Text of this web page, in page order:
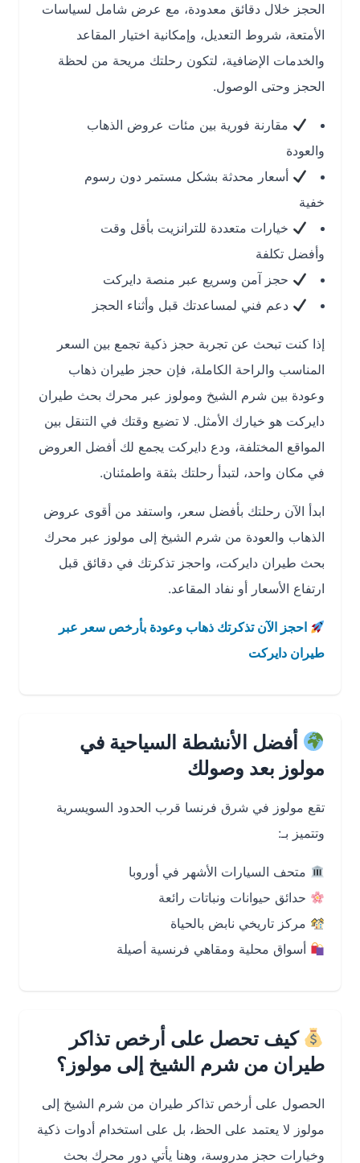
الحجز خلال دقائق معدودة، مع عرض شامل لسياسات
الأمتعة، شروط التعديل، وإمكانية اختيار المقاعد
والخدمات الإضافية، لتكون رحلتك مريحة من لحظة
الحجز وحتى الوصول.
مقارنة فورية بين مئات عروض الذهاب
والعودة
أسعار محدثة بشكل مستمر دون رسوم
خيارات متعددة للترانزيت بأقل وقت
وأفضل تكلفة
حجز آمن وسريع عبر منصة دايركت
دعم فني لمساعدتك قبل وأثناء الحجز
إذا كنت تبحث عن تجربة حجز ذكية تجمع بين السعر
المناسب والراحة الكاملة، فإن حجز طيران ذهاب
وعودة بين شرم الشيخ ومولوز عبر محرك بحث طيران
دايركت هو خيارك الأمثل. لا تضيع وقتك في التنقل بين
المواقع المختلفة، ودع دايركت يجمع لك أفضل العروض
في مكان واحد، لتبدأ رحلتك بثقة واطمئنان.
ابدأ الآن رحلتك بأفضل سعر، واستفد من أقوى عروض
الذهاب والعودة من شرم الشيخ إلى مولوز عبر محرك
بحث طيران دايركت، واحجز تذكرتك في دقائق قبل
ارتفاع الأسعار أو نفاد المقاعد.
احجز الآن تذكرتك ذهاب وعودة بأرخص سعر عبر
طيران دايركت
أفضل الأنشطة السياحية في
مولوز بعد وصولك
تقع مولوز في شرق فرنسا قرب الحدود السويسرية
وتتميز بـ:
متحف السيارات الأشهر في أوروبا
حدائق حيوانات ونباتات رائعة
مركز تاريخي نابض بالحياة
أسواق محلية ومقاهي فرنسية أصيلة
كيف تحصل على أرخص تذاكر
طيران من شرم الشيخ إلى مولوز؟
الحصول على أرخص تذاكر طيران من شرم الشيخ إلى
مولوز لا يعتمد على الحظ، بل على استخدام أدوات ذكية
وخيارات حجز مدروسة، وهنا يأتي دور محرك بحث